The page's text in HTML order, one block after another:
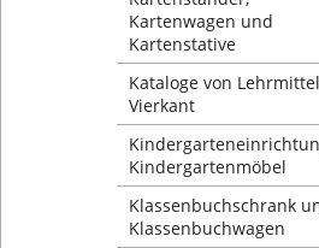
Kartenwagen und
Kartenstative
Kataloge von
Vierkant
Kindergartenmöbel
Klassenbuchschrank
Klassenbuchwagen